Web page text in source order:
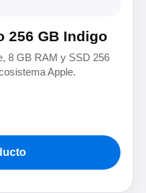
256 GB Indigo
8 GB RAM y SSD 256
Apple.